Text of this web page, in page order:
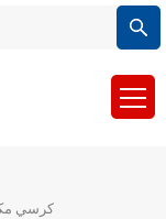
كرسي